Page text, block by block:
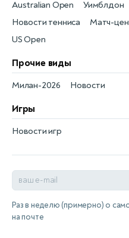
Новости тенниса
Australian Open
Матч-
Уимблдон
US Open
Прочие виды
Новости
Милан-2026
Игры
Новости игр
Раз в неделю (примерно) о
на почте